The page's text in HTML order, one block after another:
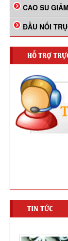
CAO SU
ĐẦU NỐI
HỖ TRỢ
TIN TỨC